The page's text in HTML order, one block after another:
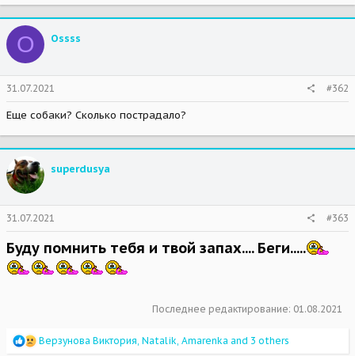
a
c
t
i
o
n
s
:
O Ossss
31.07.2021 #362
Еще собаки? Сколько пострадало?
superdusya
31.07.2021 #363
Буду помнить тебя и твой запах.... Беги.....
Последнее редактирование: 01.08.2021
R
Верзунова Виктория, Natalik, Amarenka and 3 others